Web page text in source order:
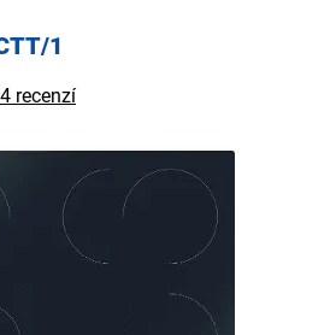
1
recenzí